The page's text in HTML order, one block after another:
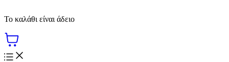
Το καλάθι είναι άδειο